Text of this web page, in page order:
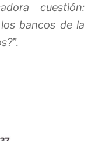
cuestión:
bancos de la